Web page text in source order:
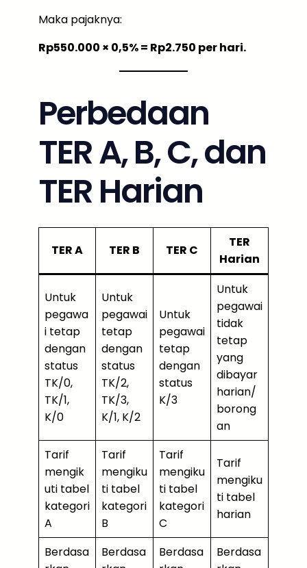
Maka pajaknya:
Rp550.000 × 0,5% = Rp2.750 per hari.
Perbedaan
TER A, B, C, dan
TER Harian
TER A TER B TER C
TER
Harian
Untuk
pegawa
i tetap
dengan
status
TK/0,
TK/1,
K/0
Untuk
pegawai
tetap
dengan
status
TK/2,
TK/3,
K/1, K/2
Untuk
pegawai
tetap
dengan
status
K/3
Untuk
pegawai
tidak
tetap
yang
dibayar
harian/
borong
an
Tarif
mengik
uti tabel
kategori
A
Tarif
mengiku
ti tabel
kategori
B
Tarif
mengiku
ti tabel
kategori
C
Tarif
mengiku
ti tabel
harian
Berdasa
Berdasa
Berdasa
Berdasa